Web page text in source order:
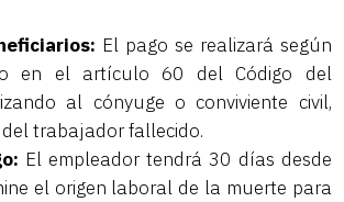
El pago se realizará según
en el artículo 60 del Código del
al cónyuge o conviviente civil,
trabajador fallecido.
El empleador tendrá 30 días desde
el origen laboral de la muerte para